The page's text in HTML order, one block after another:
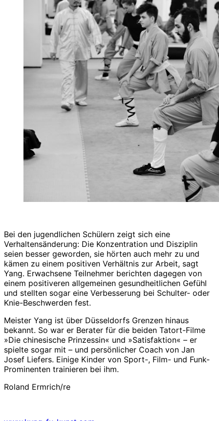
Bei den jugendlichen Schülern zeigt sich eine
Verhaltensänderung: Die Konzentration und Disziplin
seien besser geworden, sie hörten auch mehr zu und
kämen zu einem positiven Verhältnis zur Arbeit, sagt
Yang. Erwachsene Teilnehmer berichten dagegen von
einem positiveren allgemeinen gesundheitlichen Gefühl
und stellten sogar eine Verbesserung bei Schulter- oder
Knie-Beschwerden fest.
Meister Yang ist über Düsseldorfs Grenzen hinaus
bekannt. So war er Berater für die beiden Tatort-Filme
»Die chinesische Prinzessin« und »Satisfaktion« – er
spielte sogar mit – und persönlicher Coach von Jan
Josef Liefers. Einige Kinder von Sport-, Film- und Funk-
Prominenten trainieren bei ihm.
Roland Ermrich/re